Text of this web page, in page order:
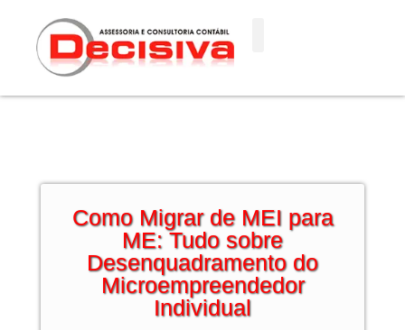
conteúdo
Como Migrar de MEI para
ME: Tudo sobre
Desenquadramento do
Microempreendedor
Individual